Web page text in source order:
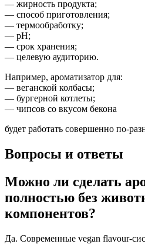
— жирность продукта;
— способ приготовления;
— термообработку;
— pH;
— срок хранения;
— целевую аудиторию.
Например, ароматизатор для:
— веганской колбасы;
— бургерной котлеты;
— чипсов со вкусом бекона
будет работать совершенно по-
Вопросы и ответы
Можно ли сделать
полностью без
компонентов?
Да. Современные vegan flavour-